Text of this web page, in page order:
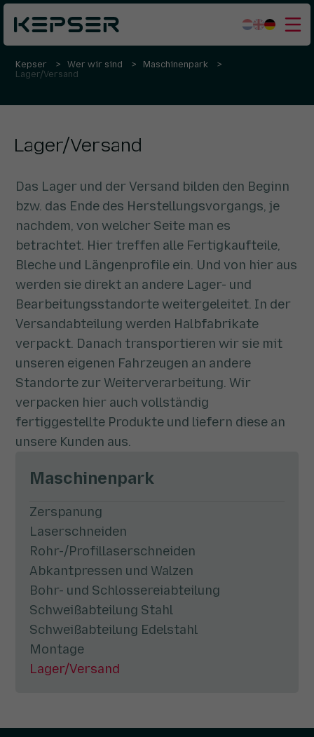
Was wir tun
Arbeiten bei
Kontakt
Kepser Wer wir sind
Maschinenpark
Lager/Versand
Maschinenpark
Zerspanung
Laserschneiden
Rohr-/Profillaserschneiden
Abkantpressen und Walzen
Bohr- und Schlossereiabteilung
Schweißabteilung Stahl
Schweißabteilung Edelstahl
Montage
Lager/Versand
Lager/Versand
Das Lager und der Versand bilden den Beginn
bzw. das Ende des Herstellungsvorgangs, je
nachdem, von welcher Seite man es
betrachtet. Hier treffen alle Fertigkaufteile,
Bleche und Längenprofile ein. Und von hier aus
werden sie direkt an andere Lager- und
Bearbeitungsstandorte weitergeleitet. In der
Versandabteilung werden Halbfabrikate
verpackt. Danach transportieren wir sie mit
unseren eigenen Fahrzeugen an andere
Standorte zur Weiterverarbeitung. Wir
verpacken hier auch vollständig
fertiggestellte Produkte und liefern diese an
unsere Kunden aus.